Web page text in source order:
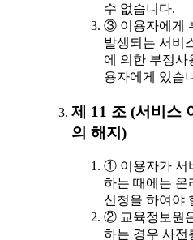
수 없습니다.
③ 이용자에게
발생되는 서비
에 의한 부정사
용자에게 있습
제 11 조 (서비스
의 해지)
① 이용자가 서
하는 때에는 온
신청을 하여야
② 교육정보원
하는 경우 사전